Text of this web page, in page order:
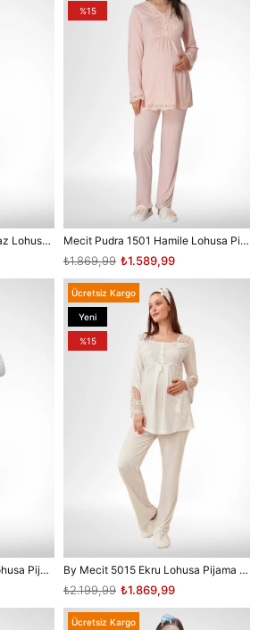
Mecit 5015 Dantelli Turkuaz Lohusa Pjama Takımı Mecit Pudra 1501 Hamile Lohusa Pijama Takımı
₺1.589,99
₺1.869,99
Ürün
%15
Mecit Ekru 1501 Hamile Lohusa Pijama Takımı By Mecit 5015 Ekru Lohusa Pijama Takımı
₺1.869,99
₺2.199,99
Ücretsiz Kargo
Yeni
Ürün
%15
Ücretsiz Kargo